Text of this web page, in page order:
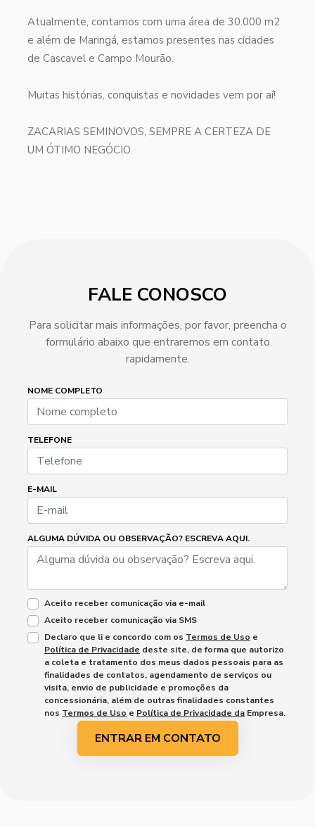
Atualmente, contamos com uma área de 30.000 m2
e além de Maringá, estamos presentes nas cidades
de Cascavel e Campo Mourão.
Muitas histórias, conquistas e novidades vem por aí!
ZACARIAS SEMINOVOS, SEMPRE A CERTEZA DE
UM ÓTIMO NEGÓCIO.
FALE CONOSCO
Para solicitar mais informações, por favor, preencha o
formulário abaixo que entraremos em contato
rapidamente.
NOME COMPLETO
TELEFONE
E-MAIL
ALGUMA DÚVIDA OU OBSERVAÇÃO? ESCREVA AQUI.
Aceito receber comunicação via e-mail
Aceito receber comunicação via SMS
Declaro que li e concordo com os Termos de Uso e
Política de Privacidade deste site, de forma que autorizo
a coleta e tratamento dos meus dados pessoais para as
finalidades de contatos, agendamento de serviços ou
visita, envio de publicidade e promoções da
concessionária, além de outras finalidades constantes
nos Termos de Uso e Política de Privacidade da Empresa.
ENTRAR EM CONTATO